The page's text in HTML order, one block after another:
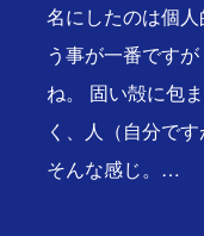
名にしたのは個
う事が一番です
ね。 固い殻に包
く、人（自分で
そんな感じ。…